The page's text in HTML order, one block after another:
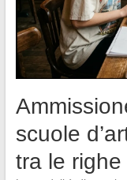
scuole
tra le righe